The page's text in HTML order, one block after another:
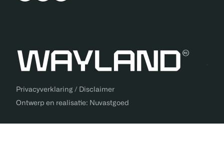
Privacyverklaring / Disclaimer
Ontwerp en realisatie: Nuvastgoed